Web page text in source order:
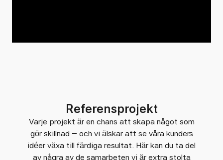
Referensprojekt
Varje projekt är en chans att skapa något som
gör skillnad – och vi älskar att se våra kunders
idéer växa till färdiga resultat. Här kan du ta del
av några av de samarbeten vi är extra stolta